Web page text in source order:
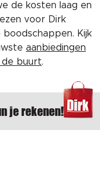
de kosten laag en
voor Dirk
Kijk
aanbiedingen
de buurt.
je rekenen!